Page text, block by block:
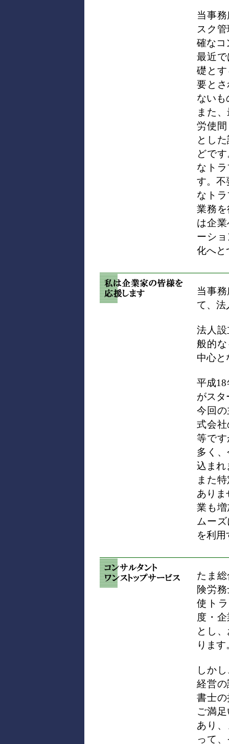
当事
スク
確なコ
最近
礎と
要と
ないも
また
労使
とし
どで
なト
す。不
なト
業務
は企
ーシ
化へと
当事
て、法
法人
般的
中心と
平成
がスタ
今回
式会
等で
多く
込まれ
また
ありま
業も
ムー
を利
たま
険労
使ト
度・
とし
ります
しか
経営
書士
ご満
あり
って